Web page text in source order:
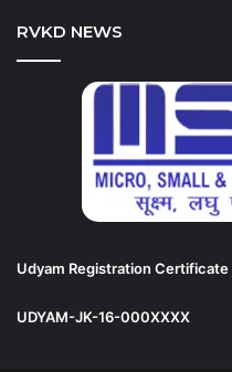
RVKD NEWS
Udyam Registration Certificate
UDYAM-JK-16-000XXXX